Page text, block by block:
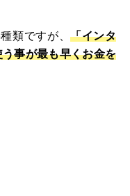
類ですが、「インタ
事が最も早くお金を